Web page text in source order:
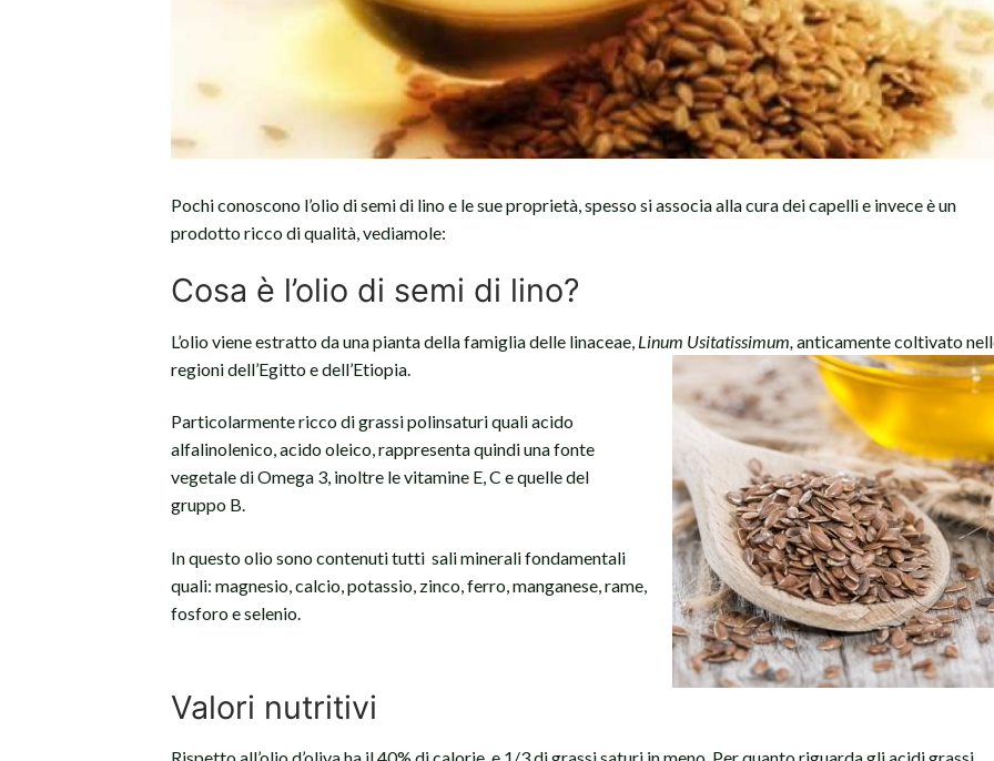
Pochi conoscono l’olio di semi di lino e le sue proprietà, spesso si associa alla cura dei capelli e invece è un
prodotto ricco di qualità, vediamole:
Cosa è l’olio di semi di lino?
L’olio viene estratto da una pianta della famiglia delle linaceae, Linum Usitatissimum, anticamente coltivato
regioni dell’Egitto e dell’Etiopia.
Particolarmente ricco di grassi polinsaturi quali acido
alfalinolenico, acido oleico, rappresenta quindi una fonte
vegetale di Omega 3, inoltre le vitamine E, C e quelle del
gruppo B.
In questo olio sono contenuti tutti sali minerali fondamentali
quali: magnesio, calcio, potassio, zinco, ferro, manganese, rame,
fosforo e selenio.
Valori nutritivi